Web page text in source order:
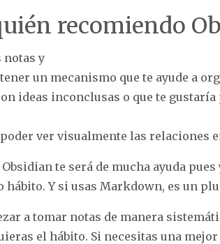
recomiendo
notas y
un mecanismo que te ayude a
ideas inconclusas o que te
ver visualmente las relaciones
Obsidian te será de mucha ayuda
hábito. Y si usas Markdown, es un
a tomar notas de manera
el hábito. Si necesitas una